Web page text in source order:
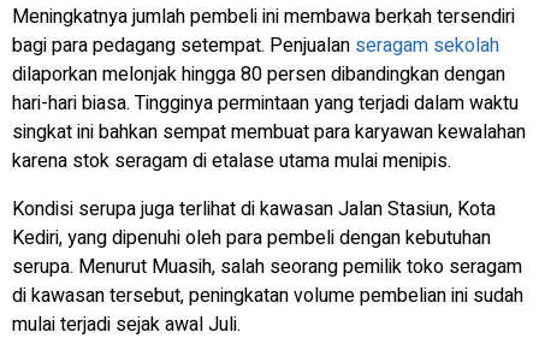
Meningkatnya jumlah pembeli ini membawa berkah tersendiri
bagi para pedagang setempat. Penjualan seragam sekolah
dilaporkan melonjak hingga 80 persen dibandingkan dengan
hari-hari biasa. Tingginya permintaan yang terjadi dalam waktu
singkat ini bahkan sempat membuat para karyawan kewalahan
karena stok seragam di etalase utama mulai menipis.
Kondisi serupa juga terlihat di kawasan Jalan Stasiun, Kota
Kediri, yang dipenuhi oleh para pembeli dengan kebutuhan
serupa. Menurut Muasih, salah seorang pemilik toko seragam
di kawasan tersebut, peningkatan volume pembelian ini sudah
mulai terjadi sejak awal Juli.